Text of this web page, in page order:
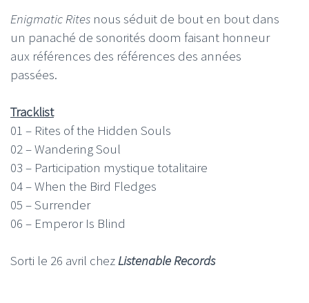
Enigmatic Rites nous séduit de bout en bout dans
un panaché de sonorités doom faisant honneur
aux références des références des années
passées.
Tracklist
01 – Rites of the Hidden Souls
02 – Wandering Soul
03 – Participation mystique totalitaire
04 – When the Bird Fledges
05 – Surrender
06 – Emperor Is Blind
Sorti le 26 avril chezListenable Records